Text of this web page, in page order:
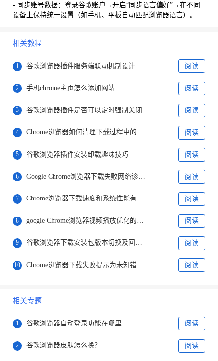
- 同步账号数据：登录谷歌账户→开启“同步语言偏好”→在不同
设备上保持统一设置（如手机、平板自动匹配浏览器语言）。
相关教程
1 谷歌浏览器插件服务端联动机制设计案例 阅读
2 手机chrome主页怎么添加网站 阅读
3 谷歌浏览器插件是否可以定时强制关闭 阅读
4 Chrome浏览器如何清理下载过程中的临时文件 阅读
5 谷歌浏览器插件安装卸载趣味技巧 阅读
6 Google Chrome浏览器下载失败网络诊断技巧 阅读
7 Chrome浏览器下载速度和系统性能有关吗 阅读
8 阅读
9 谷歌浏览器下载安装包版本切换及回滚操作指南 阅读
10 Chrome浏览器下载失败提示为未知错误如何排查 阅读
相关专题
1 谷歌浏览器自动登录功能在哪里 阅读
2 谷歌浏览器皮肤怎么换？ 阅读